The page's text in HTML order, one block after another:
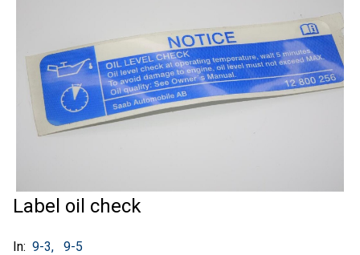
Label oil check
In: 9-3 9-5